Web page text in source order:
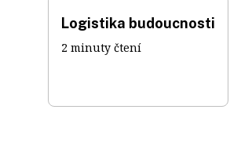
Logistika budoucnosti
2 minuty čtení